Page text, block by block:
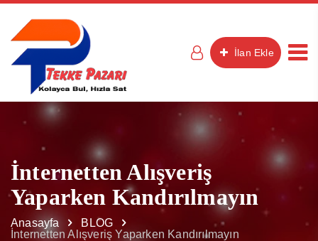
İlan Ekle
İnternetten Alışveriş
Yaparken Kandırılmayın
Anasayfa
BLOG
İnternetten Alışveriş Yaparken Kandırılmayın